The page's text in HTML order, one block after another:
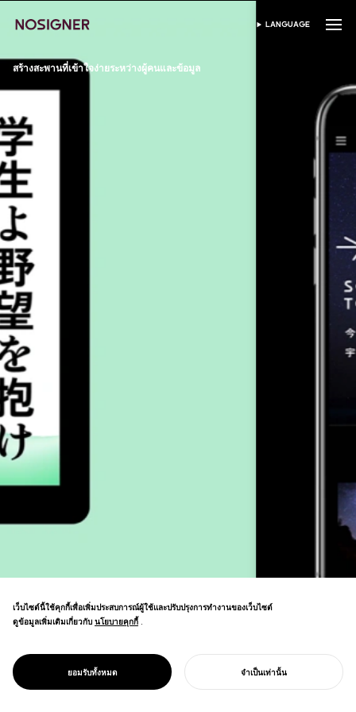
หน้าหลัก เลือกภาษา
LANGUAGE
สร้างสะพานที่เข้าใจง่ายระหว่างผู้คนและข้อมูล
WEB / APP DESIGN
วิดีโอ โมชันกราฟิก การออกแบบตัวอักษร และ
3D เข้าด้วยกันเป็นแพลตฟอร์มที่สอดคล้องกัน
เว็บไซต์นี้ใช้คุกกี้เพื่อเพิ่มประสบการณ์ผู้ใช้และปรับปรุงการทำงานของเว็บไซต์
ดูข้อมูลเพิ่มเติมเกี่ยวกับ นโยบายคุกกี้
นโยบายคุกกี้ .
ยอมรับทั้งหมด จำเป็นเท่านั้น